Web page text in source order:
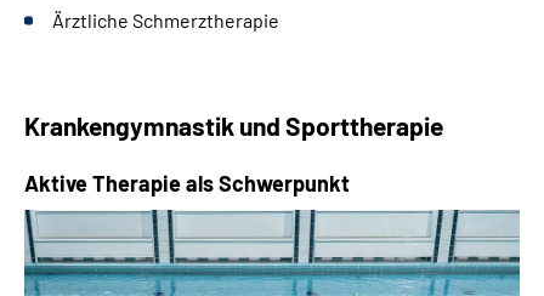
Ärztliche Schmerztherapie
Krankengymnastik und Sporttherapie
Aktive Therapie als Schwerpunkt